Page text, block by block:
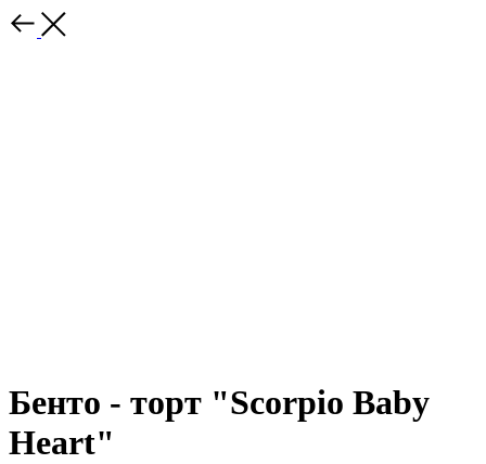
Бенто - торт "Scorpio Baby
Heart"